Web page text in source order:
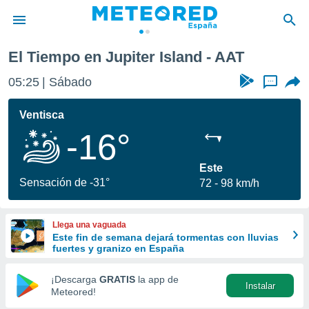
de
por
que se
calidad.
a este
las
y
forma
digital
basada
El Tiempo en Jupiter Island - AAT
05:25 Sábado ...
Ventisca
-16°
Sensación de -31°
Este
72
98 km/h
Llega una vaguada
Este fin de semana dejará tormentas con lluvias
fuertes y granizo en España
¡Descarga GRATIS la app de
Meteored!
Instalar